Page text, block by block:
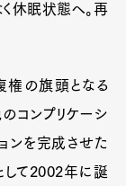
休眠状態へ。再
権の旗頭となる
のコンプリケーシ
ンを完成させた
して2002年に誕